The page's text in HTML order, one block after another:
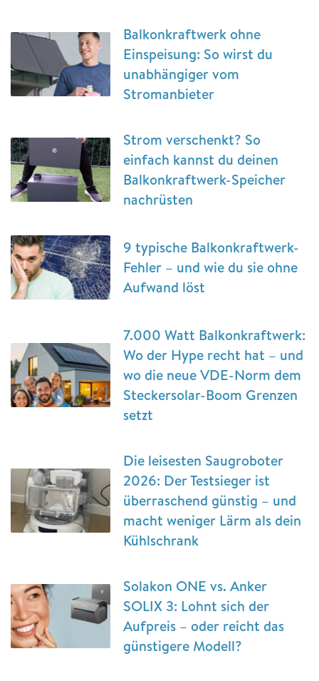
Balkonkraftwerk ohne
Einspeisung: So wirst du
unabhängiger vom
Stromanbieter
Strom verschenkt? So
einfach kannst du deinen
Balkonkraftwerk-Speicher
nachrüsten
9 typische Balkonkraftwerk-
Fehler – und wie du sie ohne
Aufwand löst
7.000 Watt Balkonkraftwerk:
Wo der Hype recht hat – und
wo die neue VDE-Norm dem
Steckersolar-Boom Grenzen
setzt
Die leisesten Saugroboter
2026: Der Testsieger ist
überraschend günstig – und
macht weniger Lärm als dein
Kühlschrank
Solakon ONE vs. Anker
SOLIX 3: Lohnt sich der
Aufpreis – oder reicht das
günstigere Modell?